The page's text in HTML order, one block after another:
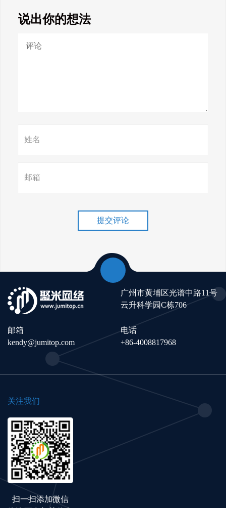
Google SEO终极秘籍，一夜跻
巧介绍！
说出你的想法
提交评论
广州市黄埔区光谱中路11号
云升科学园C栋706
邮箱
kendy@jumitop.com
电话
+86-4008817968
关注我们
扫一扫添加微信